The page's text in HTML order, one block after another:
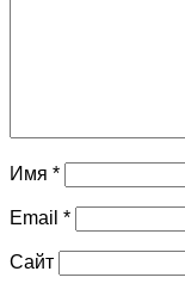
Имя *
Email *
Сайт